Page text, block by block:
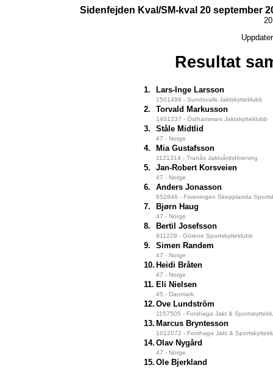
Sidenfejden Kval/SM-kval 20 september
Resultat
1. Lars-Inge Larsson
1501499 - Sundsvalls Jaktskytteklubb
2. Torvald Markusson
1401237 - Östhammars Jaktskytteklubb
3. Ståle Midtlid
47 - Norge
4. Mia Gustafsson
1121314 - Tranås Jaktvårdsförening
5. Jan-Robert Korsveien
47 - Norge
6. Anders Jonasson
652846 - Föreningen Skepplanda
7. Bjørn Haug
47 - Norge
8. Bertil Josefsson
911228 - Götene Sportskytteklubb
9. Simen Randem
47 - Norge
10. Heidi Bråten
47 - Norge
11. Eli Nielsen
45 - Danmark
12. Ove Lundström
1157505 - Forshaga Jakt &
13. Marcus Bryntesson
1012072 - Forshaga Jakt &
14. Olav Nygård
47 - Norge
15. Ole Bjerkland